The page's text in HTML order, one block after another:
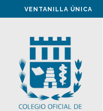
VENTANILLA ÚNICA